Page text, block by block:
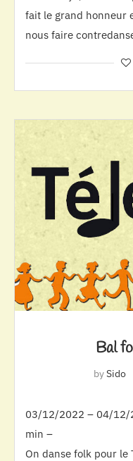
fait le grand honneur
nous faire
Bal
bySido
03/12/2022 – 04/12/
min –
On danse folk pour le